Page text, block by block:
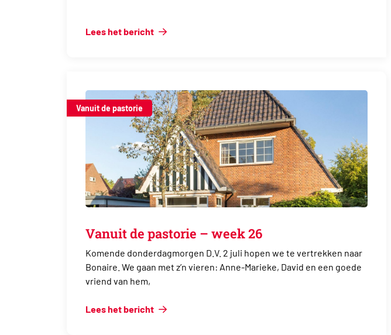
Lees het bericht
Vanuit de pastorie
Vanuit de pastorie – week 26
Komende donderdagmorgen D.V. 2 juli hopen we te vertrekken naar
Bonaire. We gaan met z’n vieren: Anne-Marieke, David en een goede
vriend van hem,
Lees het bericht